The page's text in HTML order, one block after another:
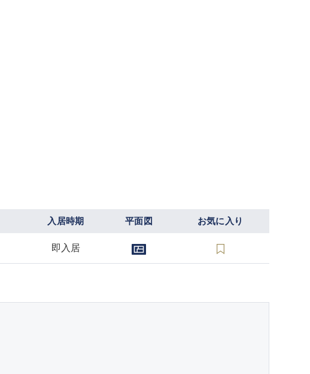
入居時期 平面図 お気に入り
即入居